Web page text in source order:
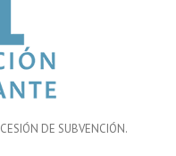
DE SUBVENCIÓN.